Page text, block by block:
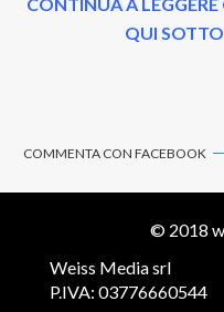
QUI SOTTO
COMMENTA CON FACEBOOK
© 2018
Weiss Media srl
P.IVA: 03776660544